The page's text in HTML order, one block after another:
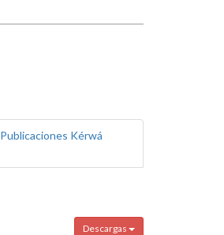
Publicaciones Kérwá
Descargas